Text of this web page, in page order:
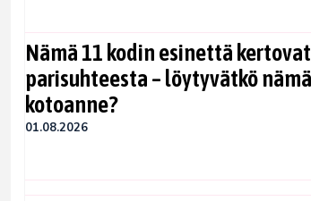
Nämä 11 kodin esinettä
parisuhteesta – löytyvätkö
kotoanne?
01.08.2026